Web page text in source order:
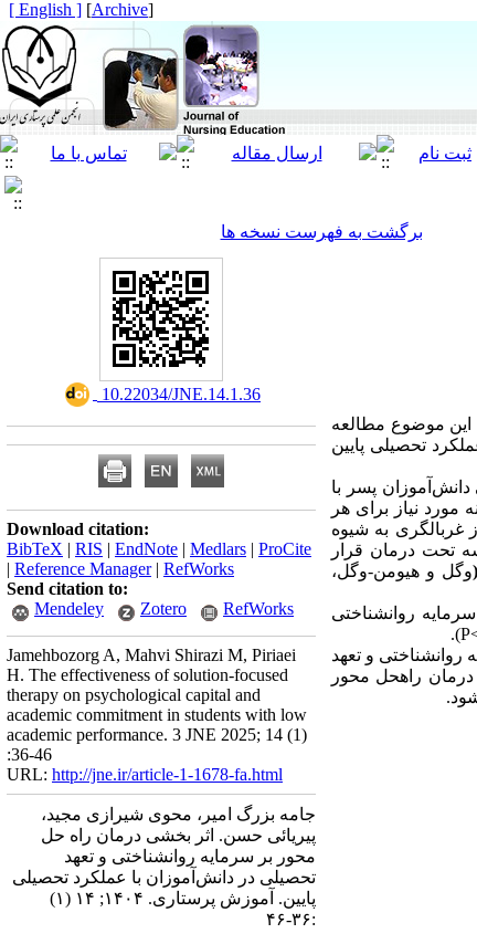
[
Archive
]
[ English ]
برگشت به فهرست نسخه ها
این موضوع مطالعه
تحصیلی پایین
پسر با
مورد نیاز برای هر
پس از غربال­گری به شیوه
تحت درمان قرار
(وگل و هیومن-وگل،
سرمایه روانشناختی
P
).
روانشناختی و تعهد
درمان راه­حل محور
‎ 10.22034/JNE.14.1.36
Download citation:
BibTeX | RIS | EndNote | Medlars | ProCite
| Reference Manager| RefWorks
Send citation to:
Mendeley
Zotero RefWorks
Jamehbozorg A, Mahvi Shirazi M, Piriaei
H. The effectiveness of solution-focused
therapy on psychological capital and
academic commitment in students with low
academic performance. 3 JNE 2025; 14 (1)
:36-46
URL: http://jne.ir/article-1-1678-fa.html
جامه بزرگ امیر، محوی شیرازی مجید،
پیریائی حسن. اثر بخشی درمان راه حل
محور بر سرمایه روانشناختی و تعهد
تحصیلی در دانش‌آموزان با عملکرد تحصیلی
پایین. آموزش پرستاری. ۱۴۰۴; ۱۴ (۱)
:۳۶-۴۶